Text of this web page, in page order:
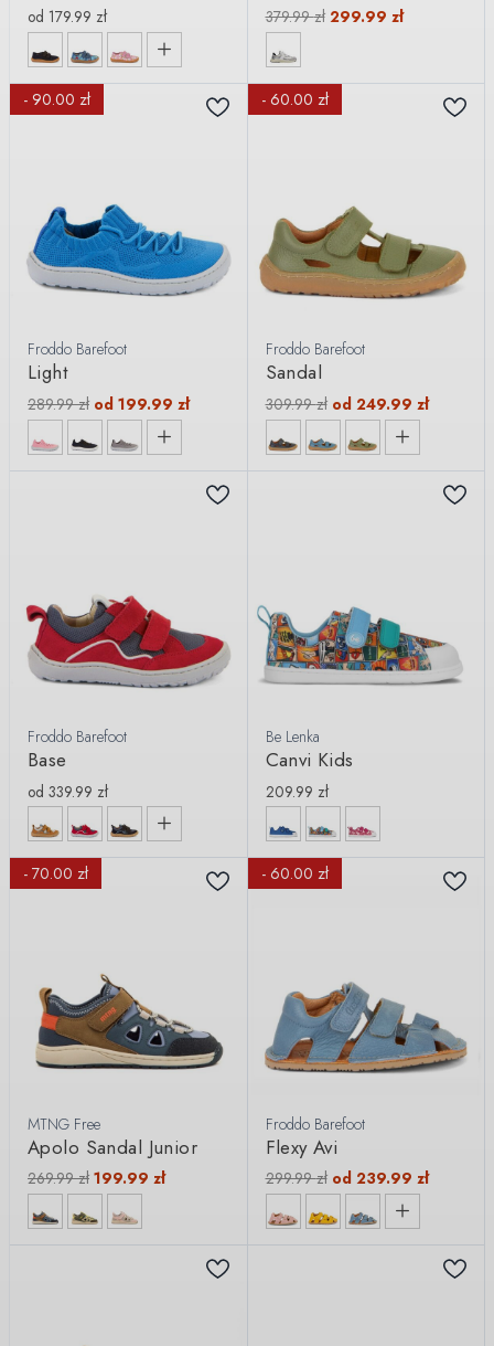
od 179.99 zł 379.99zł 299.99 zł
- 90.00 zł
Froddo Barefoot
Light
289.99zł od 199.99 zł
- 60.00 zł
Froddo Barefoot
Sandal
309.99zł od 249.99 zł
Froddo Barefoot
Base
od 339.99 zł
Be Lenka
Canvi Kids
209.99 zł
- 70.00 zł
MTNG Free
Apolo Sandal Junior
269.99zł 199.99 zł
- 60.00 zł
Froddo Barefoot
Flexy Avi
299.99zł od 239.99 zł